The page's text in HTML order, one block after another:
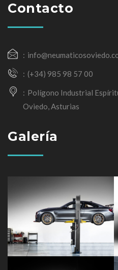
Contacto
(+34) 985 98 57 00
Polígono Industrial
Oviedo, Asturias
Galería